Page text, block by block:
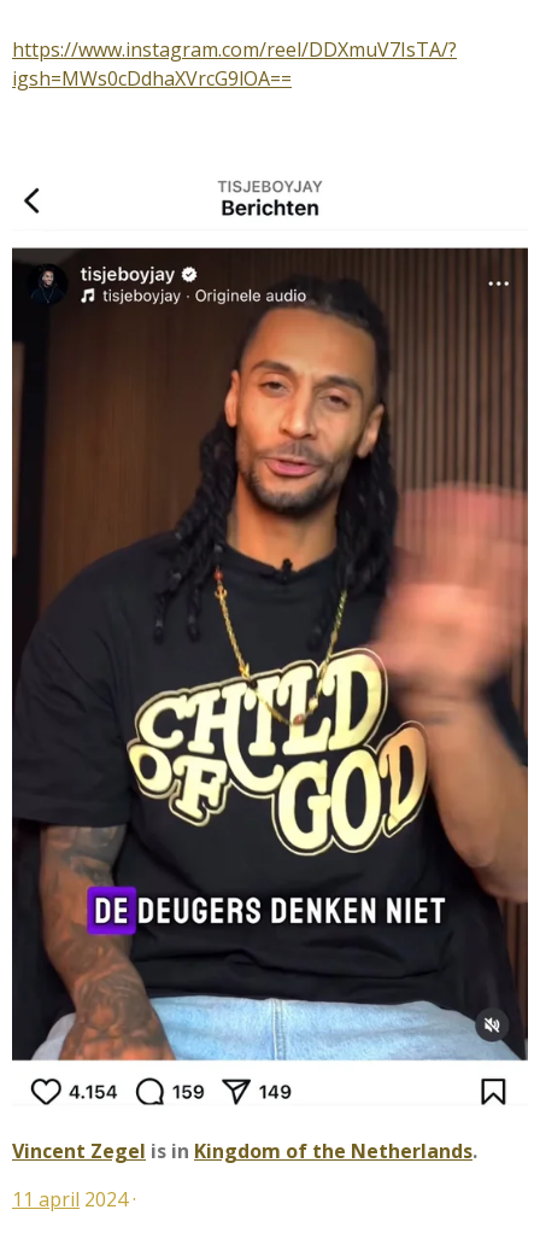
https://www.instagram.com/reel/DDXmuV7IsTA/?
igsh=MWs0cDdhaXVrcG9lOA==
Vincent Zegel is in Kingdom of the Netherlands.
11 april 2024 ·